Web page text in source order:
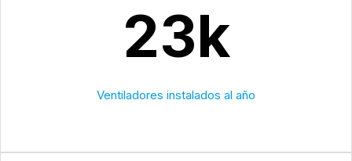
23k
Ventiladores instalados al año